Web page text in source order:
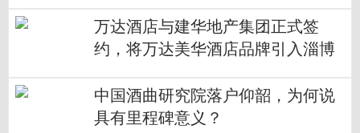
万达酒店与建华地产集团正式签
约，将万达美华酒店品牌引入淄博
中国酒曲研究院落户仰韶，为何说
具有里程碑意义？